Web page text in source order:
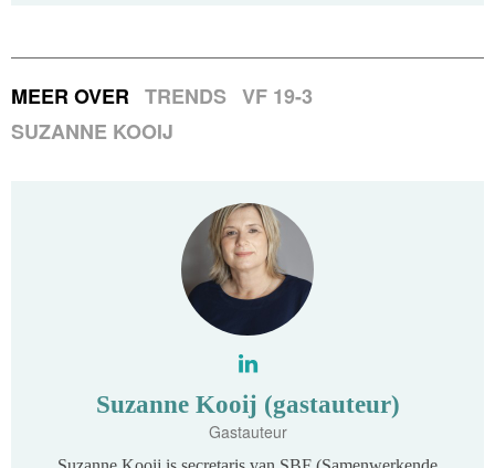
MEER OVER TRENDS VF 19-3
SUZANNE KOOIJ
Suzanne Kooij (gastauteur)
Gastauteur